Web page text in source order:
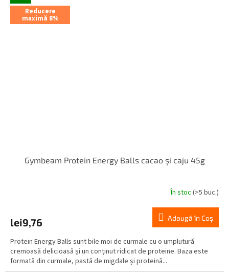
Reducere
maximă 8%
Gymbeam Protein Energy Balls cacao și caju 45g
În stoc (>5 buc.)
lei9,76 Adaugă în Coş
Protein Energy Balls sunt bile moi de curmale cu o umplutură
cremoasă delicioasă și un conținut ridicat de proteine. Baza este
formată din curmale, pastă de migdale și proteină...